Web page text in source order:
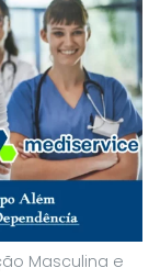
Masculina e